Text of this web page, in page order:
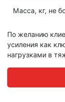
Масса, кг, не
По желанию
усиления как
нагрузками в